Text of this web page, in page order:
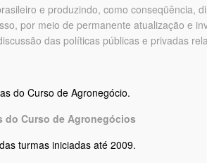
e produzindo, como conseqüência,
por meio de permanente atualização e
das políticas públicas e privadas
do Curso de Agronegócio.
do Curso de Agronegócios
turmas iniciadas até 2009.